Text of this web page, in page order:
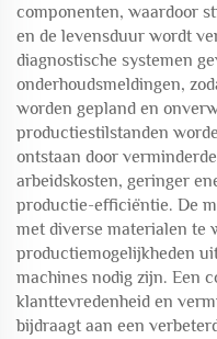
componenten, waardoor
en de levensduur wordt
diagnostische systemen
onderhoudsmeldingen,
worden gepland en
productiestilstanden
ontstaan door
arbeidskosten, geringer
productie-efficiëntie. De
met diverse materialen te
productiemogelijkheden
machines nodig zijn. Een
klanttevredenheid en
bijdraagt aan een